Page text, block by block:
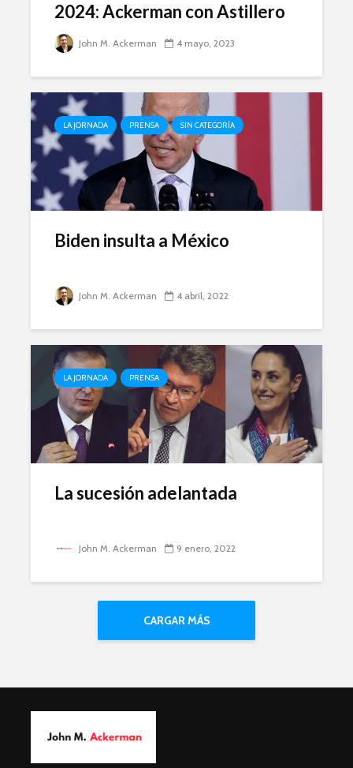
2024: Ackerman con Astillero
John M. Ackerman 4 mayo, 2023
LA JORNADA PRENSA SIN CATEGORÍA
Biden insulta a México
John M. Ackerman 4 abril, 2022
LA JORNADA PRENSA
La sucesión adelantada
John M. Ackerman 9 enero, 2022
CARGAR MÁS